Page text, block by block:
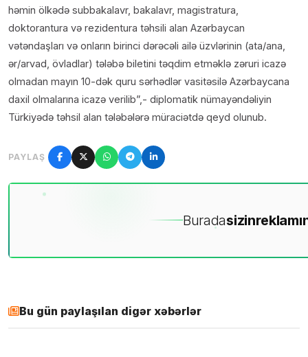
həmin ölkədə subbakalavr, bakalavr, magistratura,
doktorantura və rezidentura təhsili alan Azərbaycan
vətəndaşları və onların birinci dərəcəli ailə üzvlərinin (ata/ana,
ər/arvad, övladlar) tələbə biletini təqdim etməklə zəruri icazə
olmadan mayın 10-dək quru sərhədlər vasitəsilə Azərbaycana
daxil olmalarına icazə verilib”,- diplomatik nümayəndəliyin
Türkiyədə təhsil alan tələbələrə müraciətdə qeyd olunub.
PAYLAŞ
Buradasizin
Bu gün paylaşılan digər xəbərlər